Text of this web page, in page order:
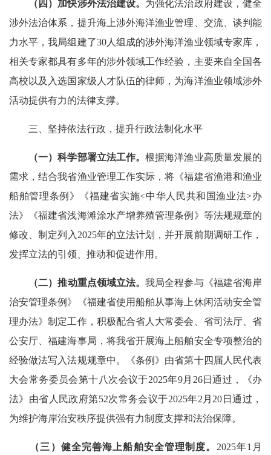
（四）加快涉外法治建设。 为强化法治政府建设，健全
涉外法治体系，提升海上涉外海洋渔业管理、交流、谈判能
力水平，我局组建了30人组成的涉外海洋渔业领域专家库，
相关专家都具有多年的涉外领域工作经验，主要来自全国各
高校以及入选国家级人才队伍的律师，为海洋渔业领域涉外
活动提供有力的法律支撑。
三、坚持依法行政，提升行政法制化水平
（一）科学部署立法工作。根据海洋渔业高质量发展的
需求，结合我省渔业管理工作实际，将《福建省渔港和渔业
船舶管理条例》《福建省实施<中华人民共和国渔业法>办
法》《福建省浅海滩涂水产增养殖管理条例》等法规规章的
修改、制定列入2025年的立法计划，并开展前期调研工作，
发挥立法的引领、推动和促进作用。
（二）推动重点领域立法。我局全程参与《福建省海岸
治安管理条例》《福建省使用船舶从事海上休闲活动安全管
理办法》制定工作，积极配合省人大常委会、省司法厅、省
公安厅、福建海事局，将我省开展海上船舶安全专项整治的
经验做法写入法规规章中。《条例》由省第十四届人民代表
大会常务委员会第十八次会议于2025年9月26日通过，《办
法》由省人民政府第52次常务会议于2025年2月20日通过，
为维护海岸治安秩序提供强有力制度支撑和法治保障。
（三）健全完善海上船舶安全管理制度。 2025年1月